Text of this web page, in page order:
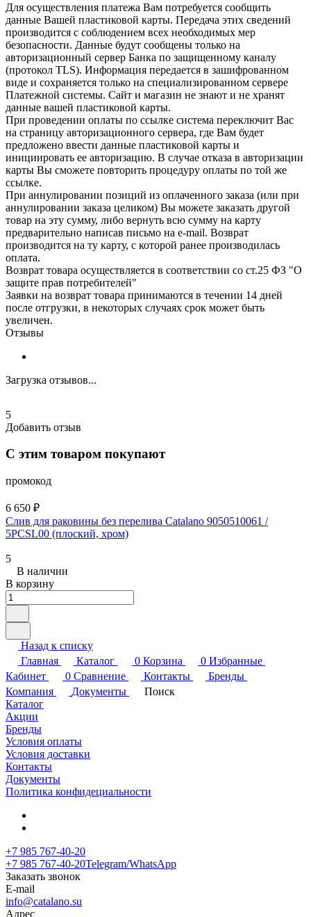
Для осуществления платежа Вам потребуется сообщить
данные Вашей пластиковой карты. Передача этих сведений
производится с соблюдением всех необходимых мер
безопасности. Данные будут сообщены только на
авторизационный сервер Банка по защищенному каналу
(протокол TLS). Информация передается в зашифрованном
виде и сохраняется только на специализированном сервере
Платежной системы. Сайт и магазин не знают и не хранят
данные вашей пластиковой карты.
При проведении оплаты по ссылке система переключит Вас
на страницу авторизационного сервера, где Вам будет
предложено ввести данные пластиковой карты и
инициировать ее авторизацию. В случае отказа в авторизации
карты Вы сможете повторить процедуру оплаты по той же
ссылке.
При аннулировании позиций из оплаченного заказа (или при
аннулировании заказа целиком) Вы можете заказать другой
товар на эту сумму, либо вернуть всю сумму на карту
предварительно написав письмо на e-mail. Возврат
производится на ту карту, с которой ранее производилась
оплата.
Возврат товара осуществляется в соответствии со ст.25 ФЗ "О
защите прав потребителей"
Заявки на возврат товара принимаются в течении 14 дней
после отгрузки, в некоторых случаях срок может быть
увеличен.
Отзывы
Загрузка отзывов...
5
Добавить отзыв
С этим товаром покупают
промокод
6 650 ₽
Слив для раковины без перелива Catalano 9050510061 /
5PCSL00 (плоский, хром)
5
В наличии
В корзину
Назад к списку
Главная
Каталог 0 Корзина 0 Избранные
Кабинет
0 Сравнение Контакты
Бренды
Компания
Документы
Поиск
Каталог
Акции
Бренды
Условия оплаты
Условия доставки
Контакты
Документы
Политика конфидециальности
+7 985 767-40-20
+7 985 767-40-20Telegram/WhatsApp
Заказать звонок
E-mail
info@catalano.su
Адрес